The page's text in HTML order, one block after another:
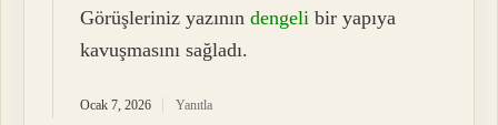
Görüşleriniz yazınındengeli bir yapıya
kavuşmasını sağladı.
Ocak 7, 2026 Yanıtla